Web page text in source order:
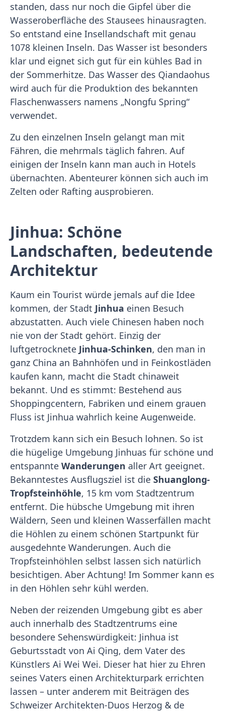
standen, dass nur noch die Gipfel über die
Wasseroberfläche des Stausees hinausragten.
So entstand eine Insellandschaft mit genau
1078 kleinen Inseln. Das Wasser ist besonders
klar und eignet sich gut für ein kühles Bad in
der Sommerhitze. Das Wasser des Qiandaohus
wird auch für die Produktion des bekannten
Flaschenwassers namens „Nongfu Spring“
verwendet.
Zu den einzelnen Inseln gelangt man mit
Fähren, die mehrmals täglich fahren. Auf
einigen der Inseln kann man auch in Hotels
übernachten. Abenteurer können sich auch im
Zelten oder Rafting ausprobieren.
Jinhua: Schöne
Landschaften, bedeutende
Architektur
Kaum ein Tourist würde jemals auf die Idee
kommen, der Stadt Jinhua einen Besuch
abzustatten. Auch viele Chinesen haben noch
nie von der Stadt gehört. Einzig der
luftgetrocknete Jinhua-Schinken, den man in
ganz China an Bahnhöfen und in Feinkostläden
kaufen kann, macht die Stadt chinaweit
bekannt. Und es stimmt: Bestehend aus
Shoppingcentern, Fabriken und einem grauen
Fluss ist Jinhua wahrlich keine Augenweide.
Trotzdem kann sich ein Besuch lohnen. So ist
die hügelige Umgebung Jinhuas für schöne und
entspannte Wanderungen aller Art geeignet.
Bekanntestes Ausflugsziel ist die Shuanglong-
Tropfsteinhöhle, 15 km vom Stadtzentrum
entfernt. Die hübsche Umgebung mit ihren
Wäldern, Seen und kleinen Wasserfällen macht
die Höhlen zu einem schönen Startpunkt für
ausgedehnte Wanderungen. Auch die
Tropfsteinhöhlen selbst lassen sich natürlich
besichtigen. Aber Achtung! Im Sommer kann es
in den Höhlen sehr kühl werden.
Neben der reizenden Umgebung gibt es aber
auch innerhalb des Stadtzentrums eine
besondere Sehenswürdigkeit: Jinhua ist
Geburtsstadt von Ai Qing, dem Vater des
Künstlers Ai Wei Wei. Dieser hat hier zu Ehren
seines Vaters einen Architekturpark errichten
lassen – unter anderem mit Beiträgen des
Schweizer Architekten-Duos Herzog & de